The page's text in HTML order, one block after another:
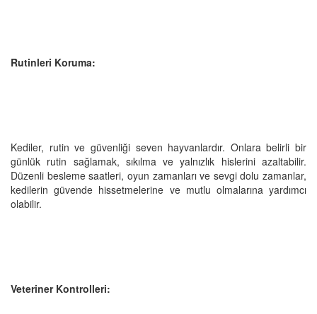
Rutinleri Koruma:
Kediler, rutin ve güvenliği seven hayvanlardır. Onlara belirli bir
günlük rutin sağlamak, sıkılma ve yalnızlık hislerini azaltabilir.
Düzenli besleme saatleri, oyun zamanları ve sevgi dolu zamanlar,
kedilerin güvende hissetmelerine ve mutlu olmalarına yardımcı
olabilir.
Veteriner Kontrolleri: